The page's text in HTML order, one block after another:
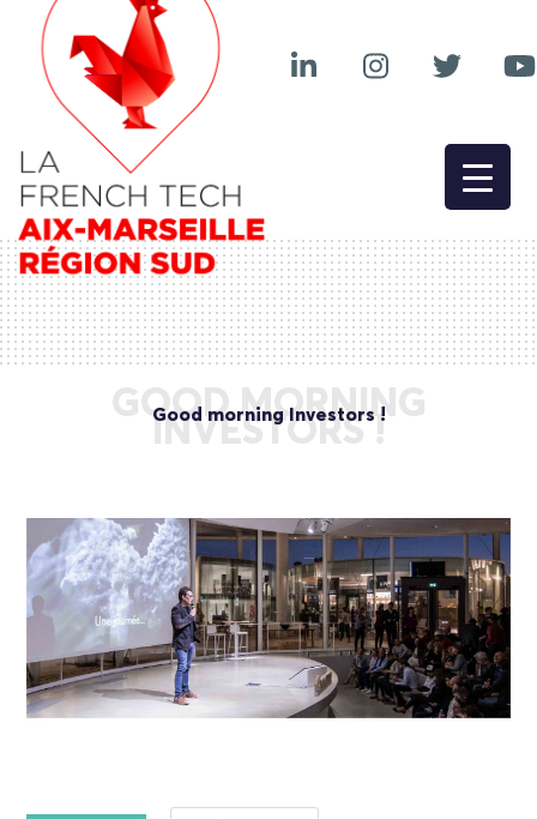
GOOD MORNING
INVESTORS !
Good morning Investors !